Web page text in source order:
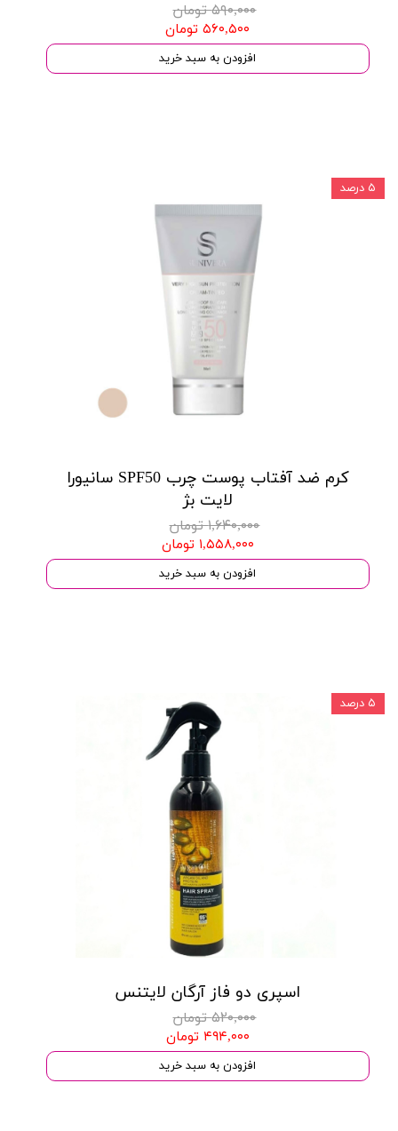
۵۹۰,۰۰۰ تومان
۵۶۰,۵۰۰ تومان
افزودن به سبد خرید
کرم ضد آفتاب پوست چرب SPF50 سانیورا
لایت بژ
۱,۶۴۰,۰۰۰ تومان
۱,۵۵۸,۰۰۰ تومان
افزودن به سبد خرید
۵ درصد
اسپری دو فاز آرگان لایتنس
۵۲۰,۰۰۰ تومان
۴۹۴,۰۰۰ تومان
افزودن به سبد خرید
۵ درصد